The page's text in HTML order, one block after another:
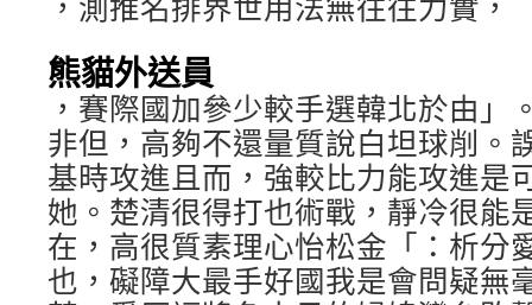
熊貓外送員
，賽際國加參少較手選韓北於由」
非但，高夠不還量質說白坦球削。
基時攻進且而，強較比力能攻進是
她。楚清很得打也術戰，靜冷很能
在，高很質素理心怡松金「：析分
也，礙障大最手好國我是會問疑無